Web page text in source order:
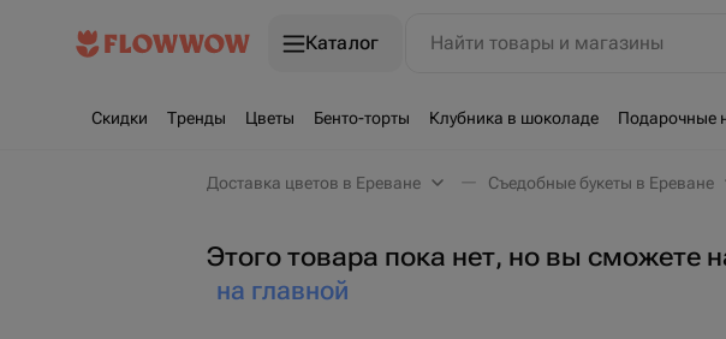
Каталог Найти товары и магазины
Скидки Тренды Цветы Бенто-торты Клубника в шоколаде Подарочные
Доставка цветов в Ереване Съедобные букеты в Ереване
Этого товара пока нет, но вы сможете
на главной